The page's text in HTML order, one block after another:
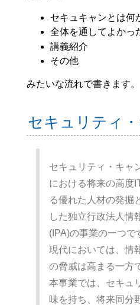
セキュキャンとは何
全体を通してよかっ
講義紹介
その他
みたいな流れで書きます。
セキュリティ
セキュリティ・キャ
における将来の高度
る優れた人材の発掘
した独立行政法人情
(IPA)の事業の一つで
現代においては、情
の脅威は高まる一方
本事業では、セキュ
味を持ち、将来同分